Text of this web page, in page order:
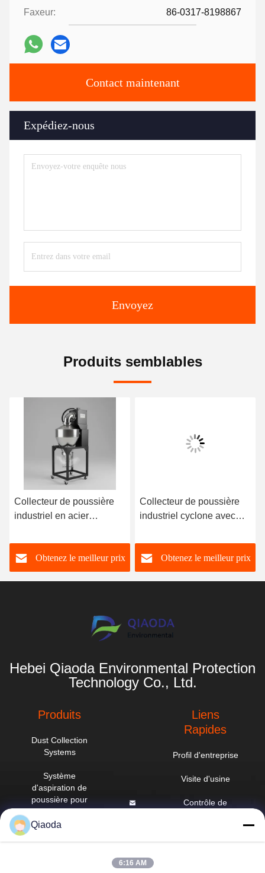
Faxeur: 86-0317-8198867
Contact maintenant
Expédiez-nous
Envoyez
Produits semblables
Collecteur de poussière
industriel en acier
du meuble avec une plage
de tension de 110V à
480V
Obtenez le meilleur prix
Collecteur de poussière
industriel cyclone avec
de 99%, personnalisable
pour l'industrie du
mobilier, tension 110V-
Obtenez le meilleur prix
Hebei Qiaoda Environmental Protection
Technology Co., Ltd.
Produits
Dust Collection
Systems
Système
d'aspiration de
poussière pour
atelier
86-0317-
Liens
Rapides
Profil d'entreprise
Visite d'usine
Contrôle de
Qiaoda
6:16 AM